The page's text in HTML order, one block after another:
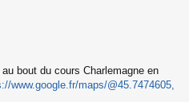
bout du cours Charlemagne en
www.google.fr/maps/@45.7474605,